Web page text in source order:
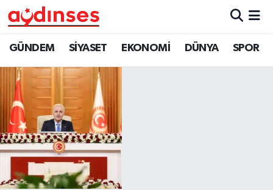
GÜNDEM SİYASET EKONOMİ DÜNYA SPOR
GÜNDEM
SİYASET
EKONOMİ
DÜNYA
SPOR
Nöbetçi Eczaneler
Hava Durumu
Aydin Namaz Vakitleri
Trafik Durumu
Süper Lig Puan Durumu ve Fikstür